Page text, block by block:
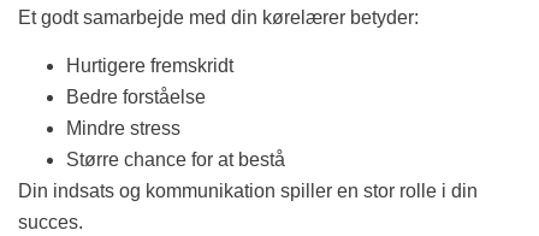
Et godt samarbejde med din kørelærer betyder:
Hurtigere fremskridt
Bedre forståelse
Mindre stress
Større chance for at bestå
Din indsats og kommunikation spiller en stor rolle i din
succes.